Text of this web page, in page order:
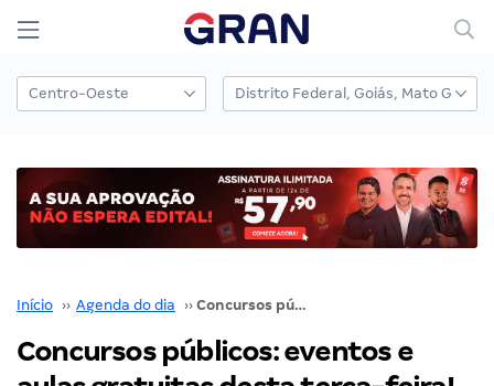
Início ›› Agenda do dia ›› Concursos públicos: eventos e aulas gratuitas desta terça-feira!
Concursos públicos: eventos e